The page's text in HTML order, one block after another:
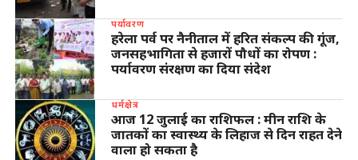
पर्यावरण
हरेला पर्व पर नैनीताल में हरित संकल्प की गूंज,
जनसहभागिता से हजारों पौधों का रोपण :
पर्यावरण संरक्षण का दिया संदेश
धर्मक्षेत्र
आज 12 जुलाई का राशिफल : मीन राशि के
जातकों का स्वास्थ्य के लिहाज से दिन राहत देने
वाला हो सकता है